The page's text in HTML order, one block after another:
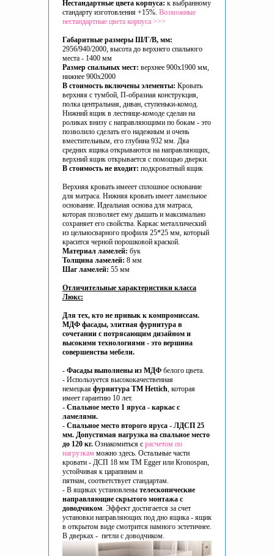
Нестандартные цвета корпуса: к выбранному
стандарту изготовления +15%. Возможные
нестандартные цвета корпуса >>>
Габаритные размеры Ш/Г/В, мм:
2956/940/2000, высота до верхнего спального
места - 1400 мм
Размер спальных мест: верхнее 900х1900 мм,
нижнее 900х2000
В стоимость включены элементы: Кровать
верхняя с тумбой, П-образная конструкция,
полка центральная, диван, ступеньки-комод.
Нижний ящик в лестнице-комоде сделан на
роликах внизу с направляющими по бокам - это
позволило сделать его надежным и очень
вместительным, его глубина 932 мм. Два
средних ящика открываются на направляющих,
верхний ящик открывается с помощью дверки.
В стоимость не входит: подкроватный ящик
Верхняя кровать имееет сплошное основание
для матраса. Нижняя кровать имеет ламельное
основание. Идеальная основа для матраса,
которая позволяет ему дышать и максимально
сохраняет его свойства. Каркас металлический
из цельносварного профиля 25*25 мм, который
красится черной порошковой краской.
Материал ламелей: бук
Толщина ламелей: 8 мм
Шаг ламелей: 55 мм
Отличительные характеристики класса
Люкс:
Для тех, кто не привык к компромиссам.
МДФ фасады, элитная фурнитура в
сочетании с потрясающим дизайном и
высокими технологиями - это вершина
совершенства мебели.
- Фасады выполнены из МДФ белого цвета.
- Используется высококачественная
немецкая фурнитура ТМ Hettich , которая
имеет гарантию 10 лет.
- Спальное место 1 яруса - каркас с
ламелями.
- Спальное место второго яруса - ЛДСП 25
мм. Допустимая нагрузка на спальное место
до 120 кг. Ознакомиться с расчетом по
нагрузкам можно здесь. Остальные части
кровати - ДСП 18 мм ТМ Egger или Кronospan,
устойчивая к царапинам и
пятнам, соответствует стандартам.
- В ящиках установлены телескопические
направляющие скрытого монтажа c
доводчиком . Эффект достигается за счет
установки направляющих под дно ящика - ящик
в открытом виде смотрится намного эстетичнее.
В дверках - петли с доводчиком.